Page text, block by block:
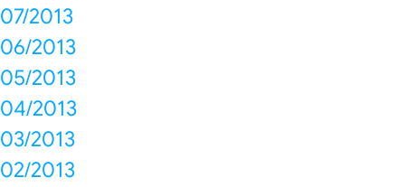
07/2013
06/2013
05/2013
04/2013
03/2013
02/2013